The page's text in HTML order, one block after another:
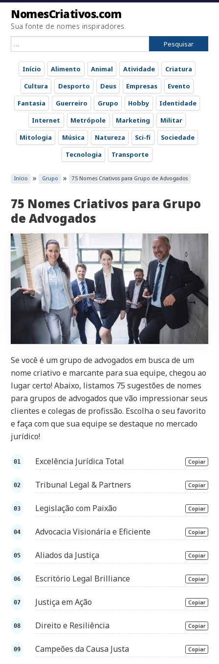
NomesCriativos.com
Sua fonte de nomes inspiradores.
por:
Início Alimento Animal Atividade
Criatura
Cultura
Desporto Deus Empresas
Evento
Fantasia
Guerreiro Grupo Hobby
Identidade
Internet
Metrópole Marketing
Militar
Mitologia
Música Natureza Sci-fi
Sociedade
Tecnologia
Transporte
Início » Grupo » 75 Nomes Criativos para Grupo de Advogados
75 Nomes Criativos para Grupo
de Advogados
Se você é um grupo de advogados em busca de um
nome criativo e marcante para sua equipe, chegou ao
lugar certo! Abaixo, listamos 75 sugestões de nomes
para grupos de advogados que vão impressionar seus
clientes e colegas de profissão. Escolha o seu favorito
e faça com que sua equipe se destaque no mercado
jurídico!
Excelência Jurídica Total Copiar
Tribunal Legal & Partners Copiar
Legislação com Paixão Copiar
Advocacia Visionária e Eficiente Copiar
Aliados da Justiça Copiar
Escritório Legal Brilliance Copiar
Justiça em Ação Copiar
Direito e Resiliência Copiar
Campeões da Causa Justa Copiar